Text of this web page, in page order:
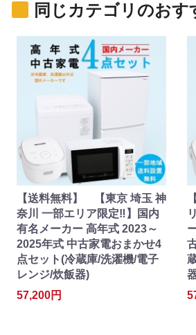
同じカテゴリのおす
【送料無料】 【東京 埼玉 神
奈川 一部エリア限定‼】国内
有名メーカー 高年式 2023～
2025年式 中古家電おまかせ4
点セット(冷蔵庫/洗濯機/電子
レンジ/炊飯器)
57,200円